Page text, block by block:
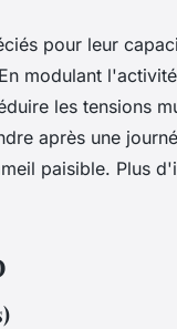
pour leur
modulant
les tensions
après une
paisible. Plus